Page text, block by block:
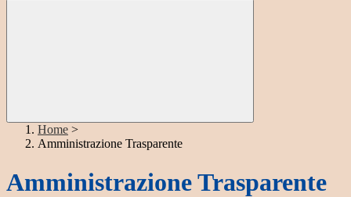
Home >
Amministrazione Trasparente
Amministrazione Trasparente